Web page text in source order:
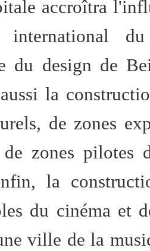
accroîtra
international
du design de
la
de zones
zones pilotes
la
du cinéma et
ville de la